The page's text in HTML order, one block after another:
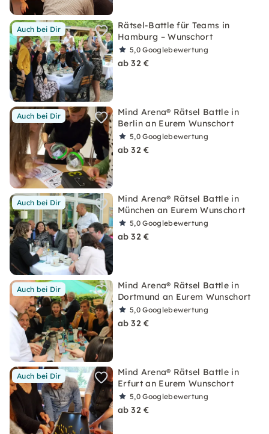
Auch bei Dir
Rätsel-Battle für Teams in
Hamburg – Wunschort
5,0Googlebewertung
ab 32 €
Auch bei Dir
Mind Arena® Rätsel Battle in
Berlin an Eurem Wunschort
5,0Googlebewertung
ab 32 €
Auch bei Dir
Mind Arena® Rätsel Battle in
München an Eurem Wunschort
5,0Googlebewertung
ab 32 €
Auch bei Dir
Mind Arena® Rätsel Battle in
Dortmund an Eurem Wunschort
5,0Googlebewertung
ab 32 €
Auch bei Dir
Mind Arena® Rätsel Battle in
Erfurt an Eurem Wunschort
5,0Googlebewertung
ab 32 €